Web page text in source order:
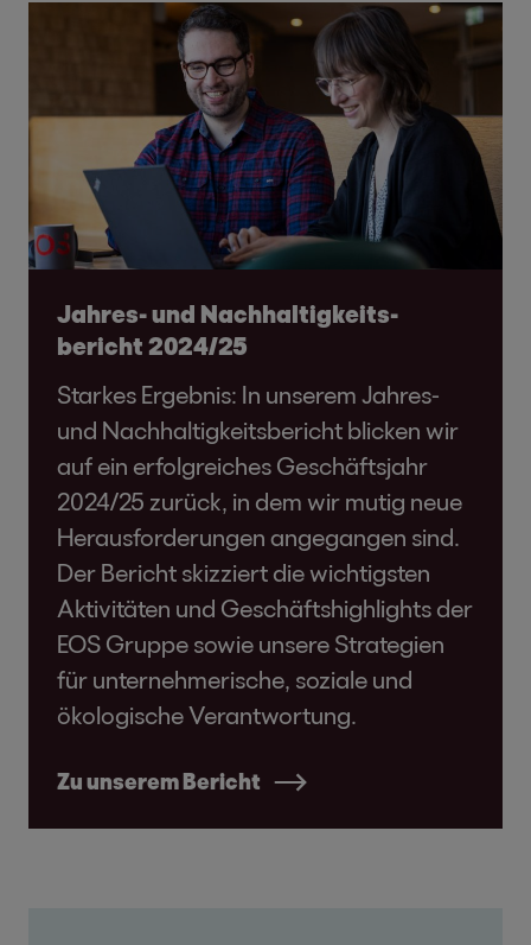
Jahres- und Nachhaltigkeits­
bericht 2024/25
Starkes Ergebnis: In unserem Jahres-
und Nachhaltigkeitsbericht blicken wir
auf ein erfolgreiches Geschäftsjahr
2024/25 zurück, in dem wir mutig neue
Herausforderungen angegangen sind.
Der Bericht skizziert die wichtigsten
Aktivitäten und Geschäftshighlights der
EOS Gruppe sowie unsere Strategien
für unternehmerische, soziale und
ökologische Verantwortung.
Zu unserem Bericht